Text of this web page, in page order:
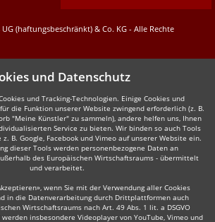
(haftungsbeschränkt) & Co. KG - Alle Rechte
und Datenschutz
und Tracking-Technologien. Einige Cookies und
die Funktion unserer Website zwingend erforderlich (z. B.
"Meine Künstler" zu sammeln), andere helfen uns, Ihnen
Service zu bieten. Wir binden so auch Tools
B. Google, Facebook und Vimeo auf unserer Website ein.
dieser Tools werden personenbezogene Daten an
des Europäischen Wirtschaftsraums - übermittelt
und verarbeitet.
wenn Sie mit der Verwendung aller Cookies
in die Datenverarbeitung durch Drittplattformen auch
Wirtschaftsraums nach Art. 49 Abs. 1 lit. a DSGVO
insbesondere Videoplayer von YouTube, Vimeo und